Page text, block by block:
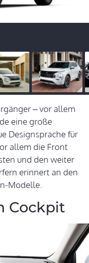
– vor allem
eine große
Designsprache für
allem die Front
und den weiter
erinnert an den
Modelle.
Cockpit